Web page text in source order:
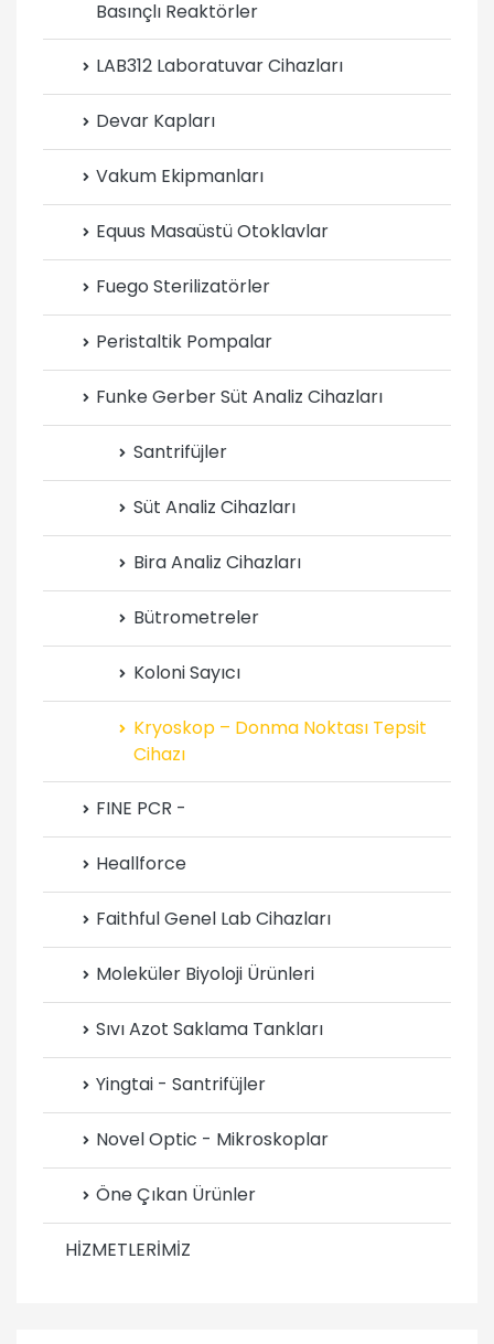
Basınçlı Reaktörler
LAB312 Laboratuvar Cihazları
Devar Kapları
Vakum Ekipmanları
Equus Masaüstü Otoklavlar
Fuego Sterilizatörler
Peristaltik Pompalar
Funke Gerber Süt Analiz Cihazları
Santrifüjler
Süt Analiz Cihazları
Bira Analiz Cihazları
Bütrometreler
Koloni Sayıcı
Kryoskop – Donma Noktası Tepsit
Cihazı
FINE PCR -
Heallforce
Faithful Genel Lab Cihazları
Moleküler Biyoloji Ürünleri
Sıvı Azot Saklama Tankları
Yingtai - Santrifüjler
Novel Optic - Mikroskoplar
Öne Çıkan Ürünler
HİZMETLERİMİZ